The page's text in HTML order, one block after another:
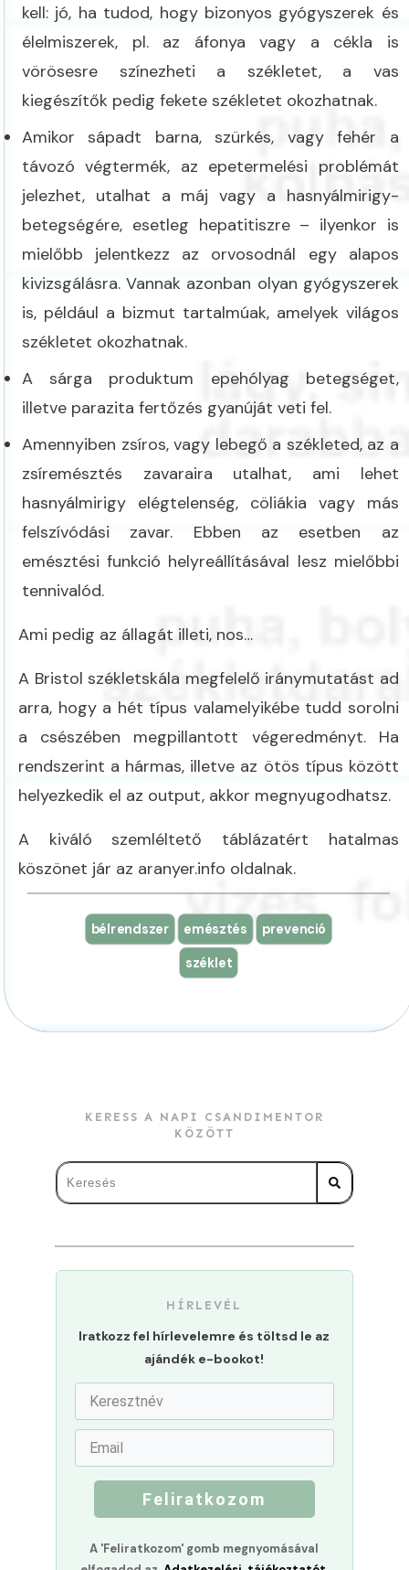
kell: jó, ha tudod, hogy bizonyos gyógyszerek és
élelmiszerek, pl. az áfonya vagy a cékla is
vörösesre színezheti a székletet, a vas
kiegészítők pedig fekete székletet okozhatnak.
Amikor sápadt barna, szürkés, vagy fehér a
távozó végtermék, az epetermelési problémát
jelezhet, utalhat a máj vagy a hasnyálmirigy-
betegségére, esetleg hepatitiszre – ilyenkor is
mielőbb jelentkezz az orvosodnál egy alapos
kivizsgálásra. Vannak azonban olyan gyógyszerek
is, például a bizmut tartalmúak, amelyek világos
székletet okozhatnak.
A sárga produktum epehólyag betegséget,
illetve parazita fertőzés gyanúját veti fel.
Amennyiben zsíros, vagy lebegő a székleted, az a
zsíremésztés zavaraira utalhat, ami lehet
hasnyálmirigy elégtelenség, cöliákia vagy más
felszívódási zavar. Ebben az esetben az
emésztési funkció helyreállításával lesz mielőbbi
tennivalód.
Ami pedig az állagát illeti, nos…
A Bristol székletskála megfelelő iránymutatást ad
arra, hogy a hét típus valamelyikébe tudd sorolni
a csészében megpillantott végeredményt. Ha
rendszerint a hármas, illetve az ötös típus között
helyezkedik el az output, akkor megnyugodhatsz.
A kiváló szemléltető táblázatért hatalmas
köszönet jár az aranyer.info oldalnak.
bélrendszer emésztés
prevenció
széklet
KERESS A NAPI CSANDIMENTOR
KÖZÖTT
HÍRLEVÉL
Iratkozz fel hírlevelemre és töltsd le az
ajándék e-bookot!
Feliratkozom
A 'Feliratkozom' gomb megnyomásával